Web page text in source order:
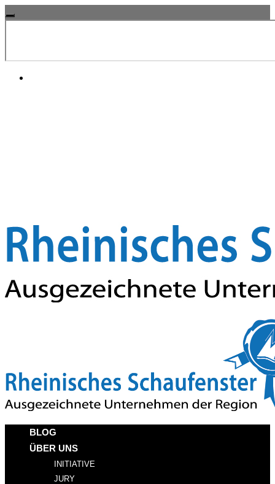
BLOG
ÜBER UNS
INITIATIVE
JURY